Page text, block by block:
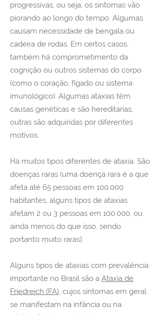
progressivas, ou seja, os sintomas vão
piorando ao longo do tempo. Algumas
causam necessidade de bengala ou
cadeira de rodas. Em certos casos,
também há comprometimento da
cognição ou outros sistemas do corpo
(como o coração, fígado ou sistema
imunológico). Algumas ataxias têm
causas genéticas e são hereditárias,
outras são adquiridas por diferentes
motivos.
Há muitos tipos diferentes de ataxia. São
doenças raras (uma doença rara é a que
afeta até 65 pessoas em 100.000
habitantes, alguns tipos de ataxias
afetam 2 ou 3 pessoas em 100.000, ou
ainda menos do que isso, sendo
portanto muito raras).
Alguns tipos de ataxias com prevalência
importante no Brasil são a Ataxia de
Friedreich (FA), cujos sintomas em geral
se manifestam na infância ou na